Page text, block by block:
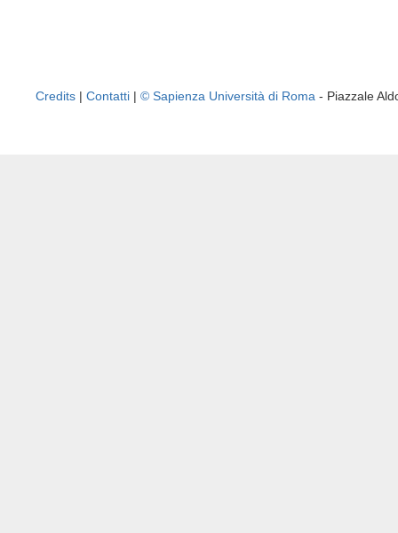
Credits | Contatti | © Sapienza Università di Roma - Piazzale